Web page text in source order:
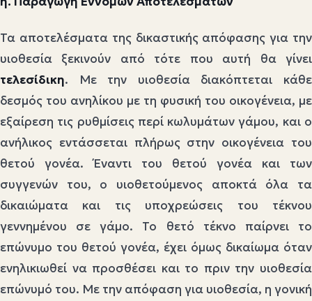
Τα αποτελέσματα της δικαστικής απόφασης για την
υιοθεσία ξεκινούν από τότε που αυτή θα γίνει
τελεσίδικη. Με την υιοθεσία διακόπτεται κάθε
δεσμός του ανηλίκου με τη φυσική του οικογένεια, με
εξαίρεση τις ρυθμίσεις περί κωλυμάτων γάμου, και ο
ανήλικος εντάσσεται πλήρως στην οικογένεια του
θετού γονέα. Έναντι του θετού γονέα και των
συγγενών του, ο υιοθετούμενος αποκτά όλα τα
δικαιώματα και τις υποχρεώσεις του τέκνου
γεννημένου σε γάμο. Το θετό τέκνο παίρνει το
επώνυμο του θετού γονέα, έχει όμως δικαίωμα όταν
ενηλικιωθεί να προσθέσει και το πριν την υιοθεσία
επώνυμό του. Με την απόφαση για υιοθεσία, η γονική